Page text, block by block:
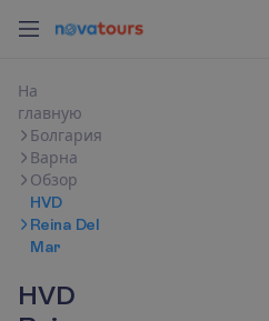
На
главную
Болгария
Варна
Обзор
HVD
Reina Del
Mar
HVD